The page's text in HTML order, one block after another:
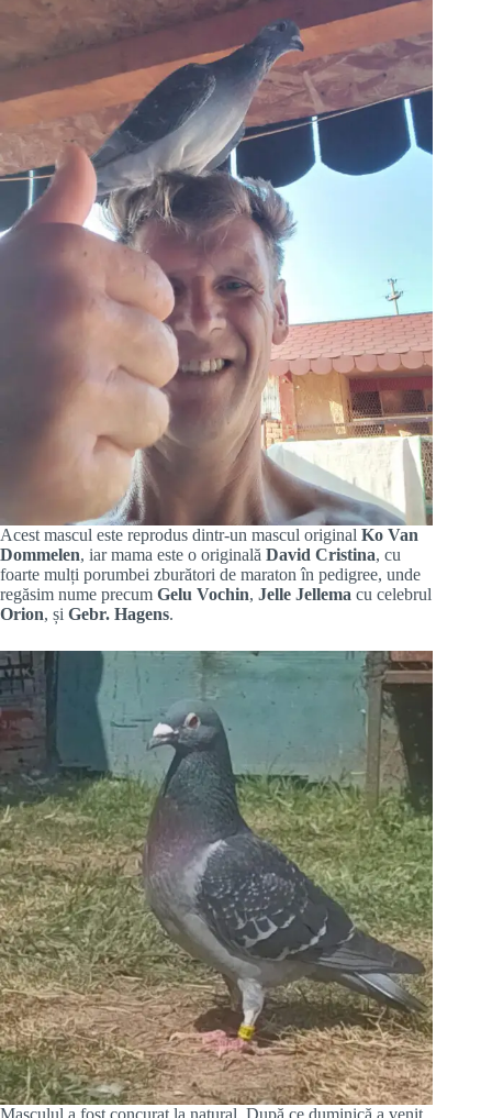
Acest mascul este reprodus dintr-un mascul original Ko Van
Dommelen, iar mama este o originală David Cristina, cu
foarte mulți porumbei zburători de maraton în pedigree, unde
regăsim nume precum Gelu Vochin, Jelle Jellema cu celebrul
Orion, și Gebr. Hagens.
Masculul a fost concurat la natural. După ce duminică a venit